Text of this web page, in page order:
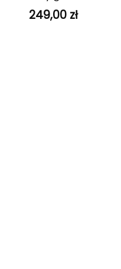
249,00 zł